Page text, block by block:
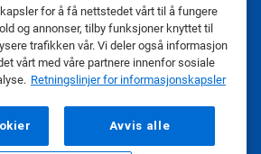
for å få nettstedet vårt til å fungere
og annonser, tilby funksjoner knyttet til
trafikken vår. Vi deler også informasjon
vårt med våre partnere innenfor sosiale
Retningslinjer for informasjonskapsler
Avvis alle
|Personvernerklæring|
Bruksvilkår